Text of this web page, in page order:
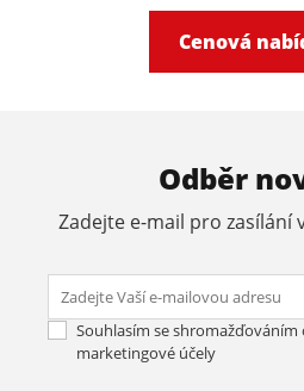
Cenová
Odběr
Zadejte e-mail pro zasílání
Souhlasím se
marketingové účely